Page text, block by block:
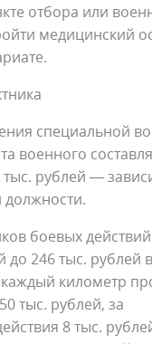
отбора или
медицинский
специальной
военного
рублей —
должности.
боевых
до 246 тыс. рублей
километр
тыс. рублей, за
8 тыс.